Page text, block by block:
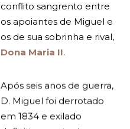
conflito sangrento entre
os apoiantes de Miguel e
os de sua sobrinha e rival,
Dona Maria II.
Após seis anos de guerra,
D. Miguel foi derrotado
em 1834 e exilado